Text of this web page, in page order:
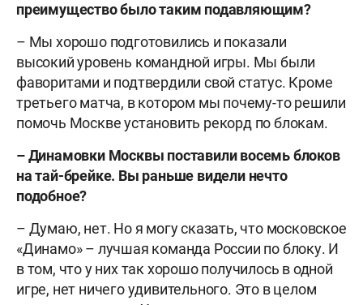
преимущество было таким подавляющим?
– Мы хорошо подготовились и показали
высокий уровень командной игры. Мы были
фаворитами и подтвердили свой статус. Кроме
третьего матча, в котором мы почему-то решили
помочь Москве установить рекорд по блокам.
– Динамовки Москвы поставили восемь блоков
на тай-брейке. Вы раньше видели нечто
подобное?
– Думаю, нет. Но я могу сказать, что московское
«Динамо» – лучшая команда России по блоку. И
в том, что у них так хорошо получилось в одной
игре, нет ничего удивительного. Это в целом